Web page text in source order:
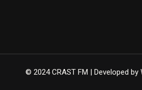
© 2024 CRAST FM | Developed by